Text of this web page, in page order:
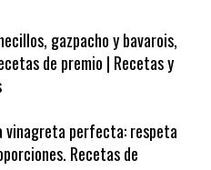
gazpacho y bavarois,
de premio | Recetas y